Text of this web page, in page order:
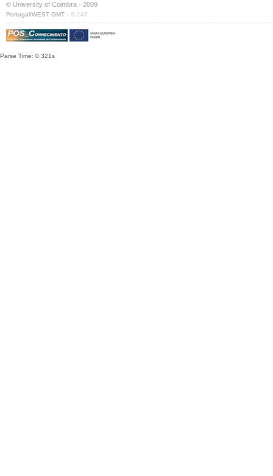
© University of Coimbra · 2009
Portugal/WEST GMT · S:147
Parse Time: 0.321s